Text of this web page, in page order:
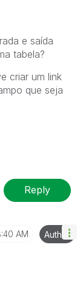
e saída
tabela?
criar um link
que seja
Reply
AM Author